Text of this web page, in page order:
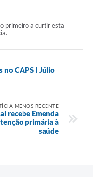
o primeiro a curtir esta
no CAPS I Júlio
MENOS RECENTE
recebe Emenda
primária à
saúde